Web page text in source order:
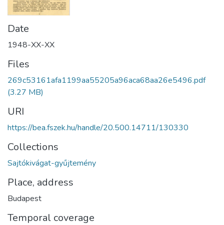
Date
1948-XX-XX
Files
269c53161afa1199aa55205a96aca68aa26e5496.pdf
(3.27 MB)
URI
https://bea.fszek.hu/handle/20.500.14711/130330
Collections
Sajtókivágat-gyűjtemény
Place, address
Budapest
Temporal coverage